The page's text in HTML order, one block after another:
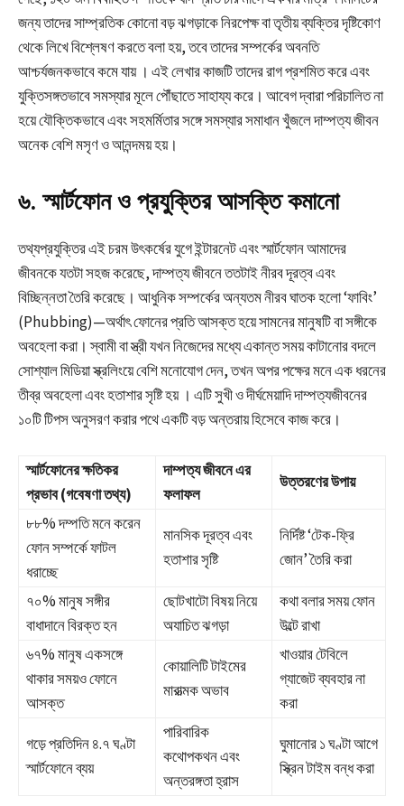
জন্য তাদের সাম্প্রতিক কোনো বড় ঝগড়াকে নিরপেক্ষ বা তৃতীয় ব্যক্তির দৃষ্টিকোণ
থেকে লিখে বিশ্লেষণ করতে বলা হয়, তবে তাদের সম্পর্কের অবনতি
আশ্চর্যজনকভাবে কমে যায় । এই লেখার কাজটি তাদের রাগ প্রশমিত করে এবং
যুক্তিসঙ্গতভাবে সমস্যার মূলে পৌঁছাতে সাহায্য করে। আবেগ দ্বারা পরিচালিত না
হয়ে যৌক্তিকভাবে এবং সহমর্মিতার সঙ্গে সমস্যার সমাধান খুঁজলে দাম্পত্য জীবন
অনেক বেশি মসৃণ ও আনন্দময় হয়।
৬. স্মার্টফোন ও প্রযুক্তির আসক্তি কমানো
তথ্যপ্রযুক্তির এই চরম উৎকর্ষের যুগে ইন্টারনেট এবং স্মার্টফোন আমাদের
জীবনকে যতটা সহজ করেছে, দাম্পত্য জীবনে ততটাই নীরব দূরত্ব এবং
বিচ্ছিন্নতা তৈরি করেছে। আধুনিক সম্পর্কের অন্যতম নীরব ঘাতক হলো ‘ফাবিং’
(Phubbing)—অর্থাৎ ফোনের প্রতি আসক্ত হয়ে সামনের মানুষটি বা সঙ্গীকে
অবহেলা করা। স্বামী বা স্ত্রী যখন নিজেদের মধ্যে একান্ত সময় কাটানোর বদলে
সোশ্যাল মিডিয়া স্ক্রলিংয়ে বেশি মনোযোগ দেন, তখন অপর পক্ষের মনে এক ধরনের
তীব্র অবহেলা এবং হতাশার সৃষ্টি হয় । এটি সুখী ও দীর্ঘমেয়াদি দাম্পত্যজীবনের
১০টি টিপস অনুসরণ করার পথে একটি বড় অন্তরায় হিসেবে কাজ করে।
স্মার্টফোনের ক্ষতিকর
প্রভাব (গবেষণা তথ্য)
দাম্পত্য জীবনে এর
ফলাফল
উত্তরণের উপায়
৮৮% দম্পতি মনে করেন
ফোন সম্পর্কে ফাটল
ধরাচ্ছে
মানসিক দূরত্ব এবং
হতাশার সৃষ্টি
নির্দিষ্ট ‘টেক-ফ্রি
জোন’ তৈরি করা
৭০% মানুষ সঙ্গীর
বাধাদানে বিরক্ত হন
ছোটখাটো বিষয় নিয়ে
অযাচিত ঝগড়া
কথা বলার সময় ফোন
উল্টে রাখা
৬৭% মানুষ একসঙ্গে
থাকার সময়ও ফোনে
আসক্ত
কোয়ালিটি টাইমের
মারাত্মক অভাব
খাওয়ার টেবিলে
গ্যাজেট ব্যবহার না
করা
গড়ে প্রতিদিন ৪.৭ ঘণ্টা
স্মার্টফোনে ব্যয়
পারিবারিক
কথোপকথন এবং
অন্তরঙ্গতা হ্রাস
ঘুমানোর ১ ঘণ্টা আগে
স্ক্রিন টাইম বন্ধ করা